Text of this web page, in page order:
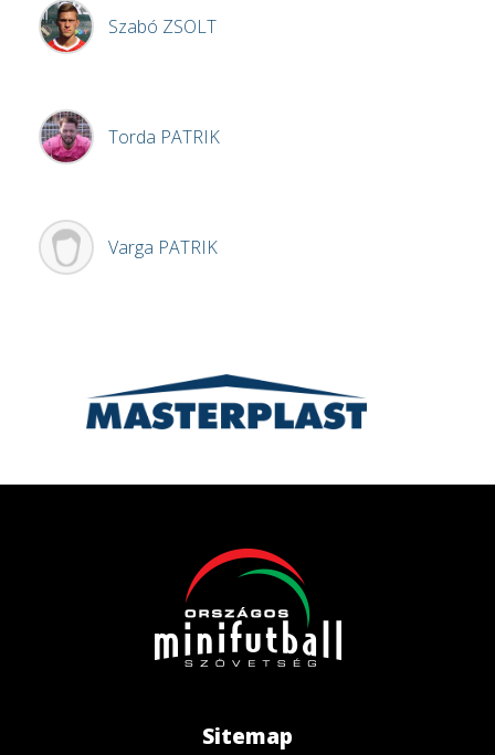
Szabó ZSOLT
Torda PATRIK
Varga PATRIK
Sitemap